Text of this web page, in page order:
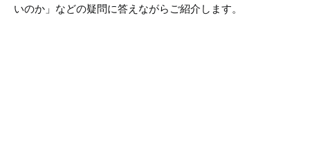
いのか」などの疑問に答えながらご紹介します。